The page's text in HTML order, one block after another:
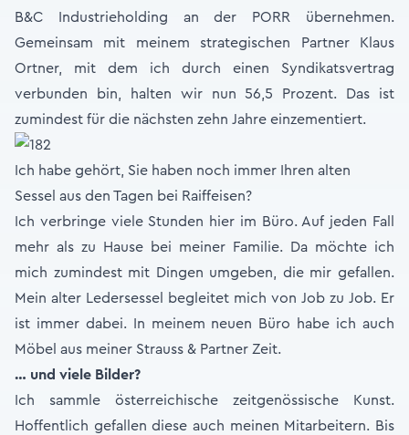
B&C Industrieholding an der PORR übernehmen.
Gemeinsam mit meinem strategischen Partner Klaus
Ortner, mit dem ich durch einen Syndikatsvertrag
verbunden bin, halten wir nun 56,5 Prozent. Das ist
zumindest für die nächsten zehn Jahre einzementiert.
Ich habe gehört, Sie haben noch immer Ihren alten
Sessel aus den Tagen bei Raiffeisen?
Ich verbringe viele Stunden hier im Büro. Auf jeden Fall
mehr als zu Hause bei meiner Familie. Da möchte ich
mich zumindest mit Dingen umgeben, die mir gefallen.
Mein alter Ledersessel begleitet mich von Job zu Job. Er
ist immer dabei. In meinem neuen Büro habe ich auch
Möbel aus meiner Strauss & Partner Zeit.
… und viele Bilder?
Ich sammle österreichische zeitgenössische Kunst.
Hoffentlich gefallen diese auch meinen Mitarbeitern. Bis